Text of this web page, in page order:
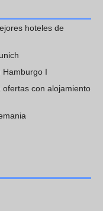
hoteles de
Hamburgo I
con alojamiento